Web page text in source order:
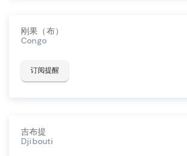
刚果（布）
Congo
订阅提醒
吉布提
Djibouti